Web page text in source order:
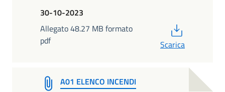
30-10-2023
Allegato 48.27 MB formato
pdf
Scarica
A01 ELENCO INCENDI